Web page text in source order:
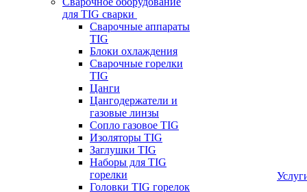
для TIG сварки
Сварочные аппараты
TIG
Блоки охлаждения
Сварочные горелки
TIG
Цанги
Цангодержатели и
газовые линзы
Сопло газовое TIG
Изоляторы TIG
Заглушки TIG
Наборы для TIG
горелки
Головки TIG горелок